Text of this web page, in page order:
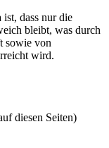
ist, dass nur die
bleibt, was durch
sowie von
wird.
diesen Seiten)